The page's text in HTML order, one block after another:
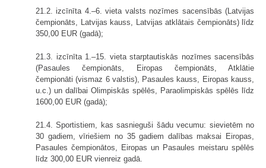
21.2. izcīnīta 4.–6. vieta valsts nozīmes sacensībās (Latvijas
čempionāts, Latvijas kauss, Latvijas atklātais čempionāts) līdz
350,00 EUR (gadā);
21.3. izcīnīta 1.–15. vieta starptautiskās nozīmes sacensībās
(Pasaules čempionāts, Eiropas čempionāts, Atklātie
čempionāti (vismaz 6 valstis), Pasaules kauss, Eiropas kauss,
u.c.) un dalībai Olimpiskās spēlēs, Paraolimpiskās spēlēs līdz
1600,00 EUR (gadā);
21.4. Sportistiem, kas sasnieguši šādu vecumu: sievietēm no
30 gadiem, vīriešiem no 35 gadiem dalības maksai Eiropas,
Pasaules čempionātos, Eiropas un Pasaules meistaru spēlēs
līdz 300,00 EUR vienreiz gadā.